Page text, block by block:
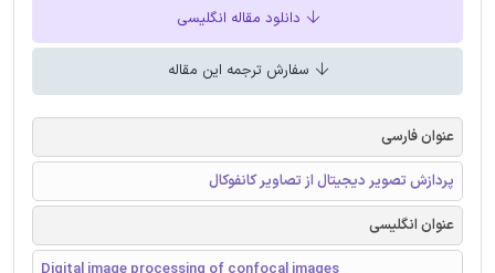
دانلود مقاله انگلیسی
سفارش ترجمه این مقاله
عنوان فارسی
پردازش تصویر دیجیتال از تصاویر کانفوکال
عنوان انگلیسی